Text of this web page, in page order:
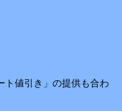
ト値引き」の提供も合わ